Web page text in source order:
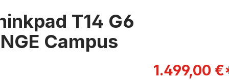
T14 G6
Campus
Verkaufspreis:
1.499,00